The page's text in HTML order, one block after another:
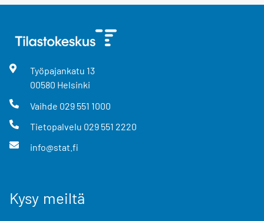
Työpajankatu 13
00580 Helsinki
Vaihde 029 551 1000
Tietopalvelu 029 551 2220
info@stat.fi
Kysy meiltä